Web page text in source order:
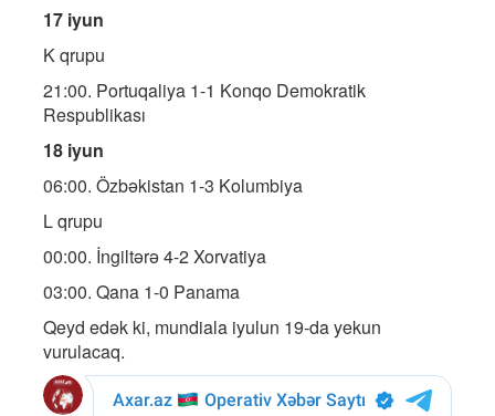
17 iyun
K qrupu
21:00. Portuqaliya 1-1 Konqo Demokratik
Respublikası
18 iyun
06:00. Özbəkistan 1-3 Kolumbiya
L qrupu
00:00. İngiltərə 4-2 Xorvatiya
03:00. Qana 1-0 Panama
Qeyd edək ki, mundiala iyulun 19-da yekun
vurulacaq.